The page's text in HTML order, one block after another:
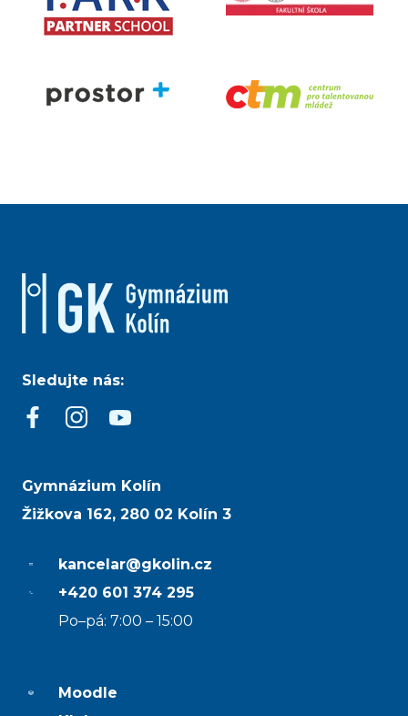
Sledujte nás:
Gymnázium Kolín
Žižkova 162, 280 02 Kolín 3
kancelar@gkolin.cz
+420 601 374 295
Po–pá: 7:00 – 15:00
Moodle